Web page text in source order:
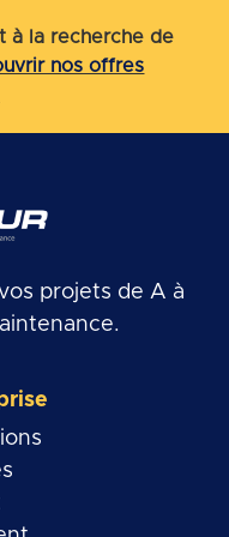
à la recherche de
nos offres
projets de A à